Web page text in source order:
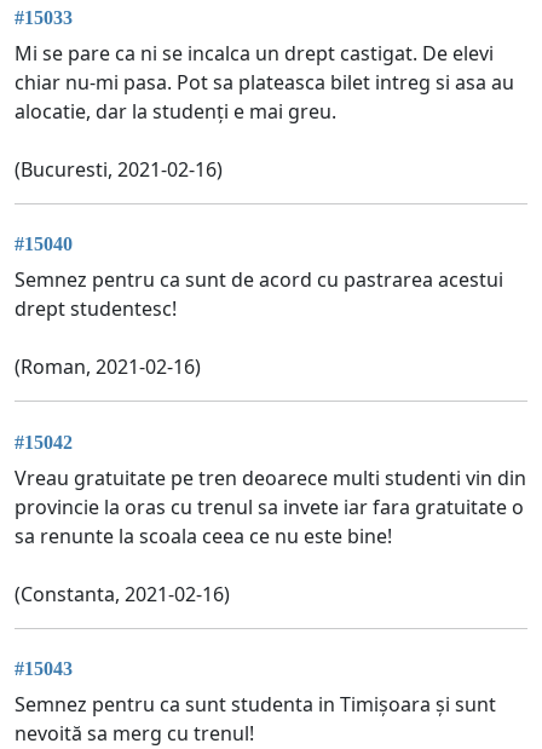
#15033
Mi se pare ca ni se incalca un drept castigat. De elevi
chiar nu-mi pasa. Pot sa plateasca bilet intreg si asa au
alocatie, dar la studenți e mai greu.
(Bucuresti, 2021-02-16)
#15040
Semnez pentru ca sunt de acord cu pastrarea acestui
drept studentesc!
(Roman, 2021-02-16)
#15042
Vreau gratuitate pe tren deoarece multi studenti vin din
provincie la oras cu trenul sa invete iar fara gratuitate o
sa renunte la scoala ceea ce nu este bine!
(Constanta, 2021-02-16)
#15043
Semnez pentru ca sunt studenta in Timișoara și sunt
nevoită sa merg cu trenul!